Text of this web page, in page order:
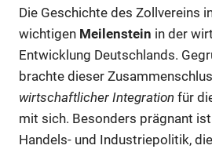
Die Geschichte des Zollvereins
wichtigen Meilenstein in der
Entwicklung Deutschlands.
brachte dieser
wirtschaftlicher Integration für
mit sich. Besonders prägnant
Handels- und Industriepolitik,